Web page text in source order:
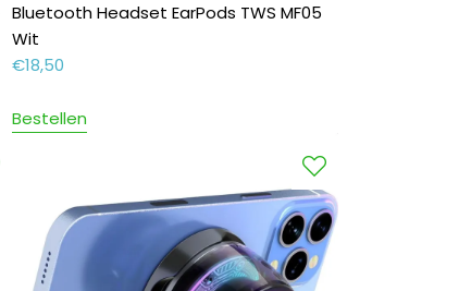
Bluetooth Headset EarPods TWS MF05
Wit
€18,50
Bestellen